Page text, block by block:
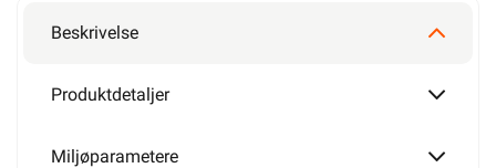
Alarmkabel skjermet 6 leder
Beskrivelse
Produktdetaljer
Miljøparametere